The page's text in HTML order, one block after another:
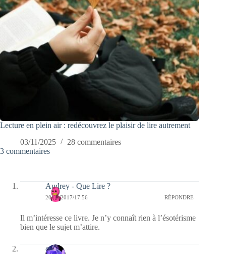
Lecture en plein air : redécouvrez le plaisir de lire autrement
03/11/2025
28 commentaires
3 commentaires
Audrey - Que Lire ?
20/01/2017/17:56 RÉPONDRE
Il m’intéresse ce livre. Je n’y connaît rien à l’ésotérisme
bien que le sujet m’attire.
covix